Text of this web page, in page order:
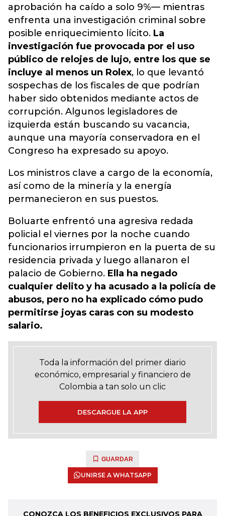
aprobación ha caído a solo 9%— mientras
enfrenta una investigación criminal sobre
posible enriquecimiento lícito. La
investigación fue provocada por el uso
público de relojes de lujo, entre los que se
incluye al menos un Rolex, lo que levantó
sospechas de los fiscales de que podrían
haber sido obtenidos mediante actos de
corrupción. Algunos legisladores de
izquierda están buscando su vacancia,
aunque una mayoría conservadora en el
Congreso ha expresado su apoyo.
Los ministros clave a cargo de la economía,
así como de la minería y la energía
permanecieron en sus puestos.
Boluarte enfrentó una agresiva redada
policial el viernes por la noche cuando
funcionarios irrumpieron en la puerta de su
residencia privada y luego allanaron el
palacio de Gobierno. Ella ha negado
cualquier delito y ha acusado a la policía de
abusos, pero no ha explicado cómo pudo
permitirse joyas caras con su modesto
salario.
Toda la información del primer diario
económico, empresarial y financiero de
Colombia a tan solo un clic
DESCARGUE LA APP
GUARDAR
UNIRSE A WHATSAPP
CONOZCA LOS BENEFICIOS EXCLUSIVOS PARA